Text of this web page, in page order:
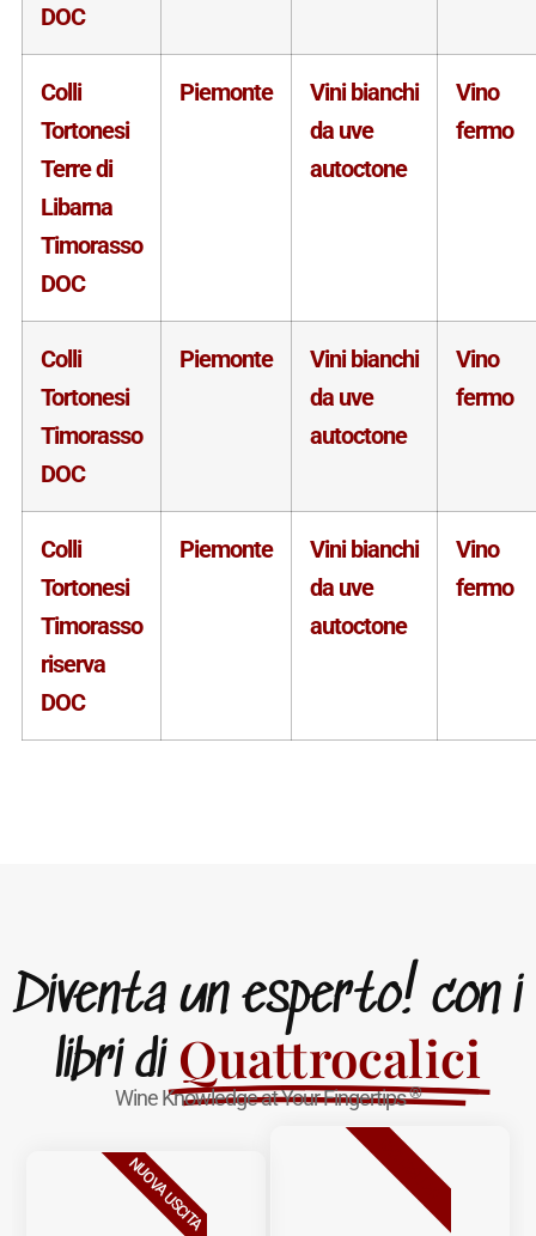
DOC
Colli
Tortonesi
Terre di
Libarna
Timorasso
DOC
Piemonte
Vini bianchi
da uve
autoctone
Vino
fermo
Colli
Tortonesi
Timorasso
DOC
Piemonte
Vini bianchi
da uve
autoctone
Vino
fermo
Colli
Tortonesi
Timorasso
riserva
DOC
Piemonte
Vini bianchi
da uve
autoctone
Vino
fermo
Diventa un esperto! con i
libri di Quattrocalici
Wine Knowledge at Your Fingertips®
NUOVA USCITA BESTSELLER